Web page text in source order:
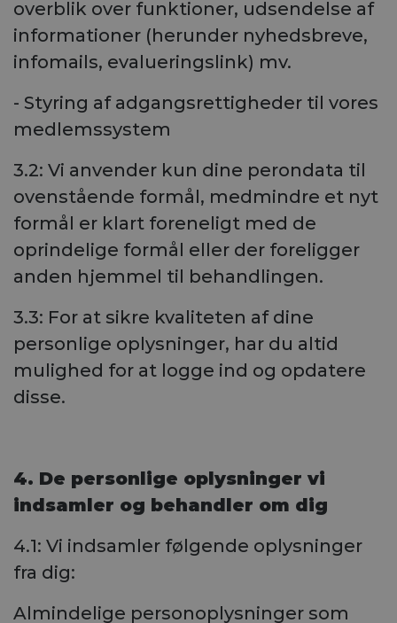
overblik over funktioner, udsendelse af
informationer (herunder nyhedsbreve,
infomails, evalueringslink) mv.
- Styring af adgangsrettigheder til vores
medlemssystem
3.2: Vi anvender kun dine perondata til
ovenstående formål, medmindre et nyt
formål er klart foreneligt med de
oprindelige formål eller der foreligger
anden hjemmel til behandlingen.
3.3: For at sikre kvaliteten af dine
personlige oplysninger, har du altid
mulighed for at logge ind og opdatere
disse.
4. De personlige oplysninger vi
indsamler og behandler om dig
4.1: Vi indsamler følgende oplysninger
fra dig:
Almindelige personoplysninger som